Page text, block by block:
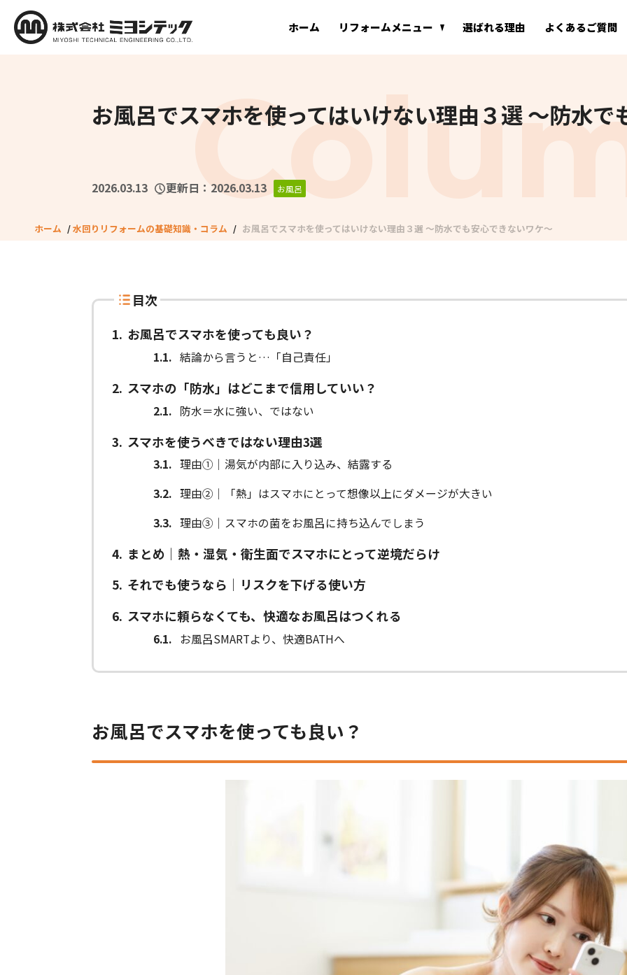
ホーム リフォームメニュー 選ばれる理由 よくあるご質問
お風呂でスマホを使ってはいけない理由３選 ～防水
2026.03.13 更新日：2026.03.13 お風呂
ホーム /水回りリフォームの基礎知識・コラム / お風呂でスマホを使ってはいけない理由３選 ～防水でも安心できないワケ～
目次
1 お風呂でスマホを使っても良い？
1.1 結論から言うと…「自己責任」
2 スマホの「防水」はどこまで信用していい？
2.1 防水＝水に強い、ではない
3 スマホを使うべきではない理由3選
3.1
理由①｜湯気が内部に入り込み、結露する
3.2
理由②｜「熱」はスマホにとって想像以上にダメージが大きい
3.3
理由③｜スマホの菌をお風呂に持ち込んでしまう
4 まとめ｜熱・湿気・衛生面でスマホにとって逆境だらけ
5 それでも使うなら｜リスクを下げる使い方
6 スマホに頼らなくても、快適なお風呂はつくれる
6.1 お風呂SMARTより、快適BATHへ
お風呂でスマホを使っても良い？